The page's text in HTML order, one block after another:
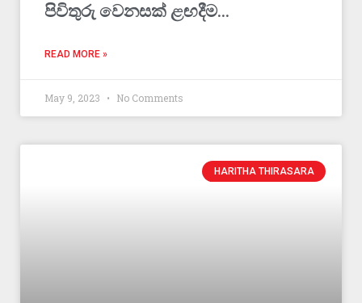
පිවිතුරු වෙනසක් ළඟදීම…
READ MORE »
May 9, 2023 No Comments
HARITHA THIRASARA